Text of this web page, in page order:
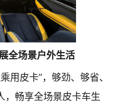
全场景户外生活
用皮卡”，够劲、够省、
，畅享全场景皮卡车生